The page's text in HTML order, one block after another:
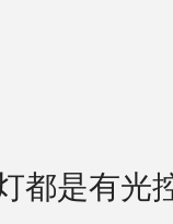
都是有光